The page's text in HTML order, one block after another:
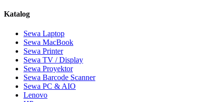
Katalog
Sewa Laptop
Sewa MacBook
Sewa Printer
Sewa TV / Display
Sewa Proyektor
Sewa Barcode Scanner
Sewa PC & AIO
Lenovo